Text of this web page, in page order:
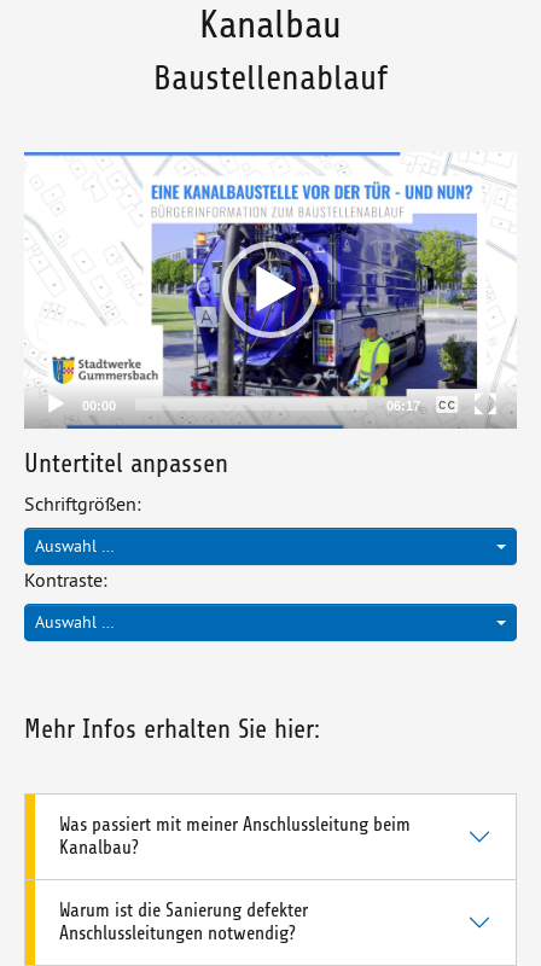
Kanalbau
Baustellenablauf
Video-
Player
00:00 06:17
Untertitel anpassen
Schriftgrößen:
Auswahl …
Kontraste:
Auswahl …
Mehr Infos erhalten Sie hier:
Was passiert mit meiner Anschlussleitung beim
Kanalbau?
Warum ist die Sanierung defekter
Anschlussleitungen notwendig?